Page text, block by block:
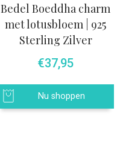
Bedel Boeddha charm
met lotusbloem | 925
Sterling Zilver
€37,95
Nu shoppen